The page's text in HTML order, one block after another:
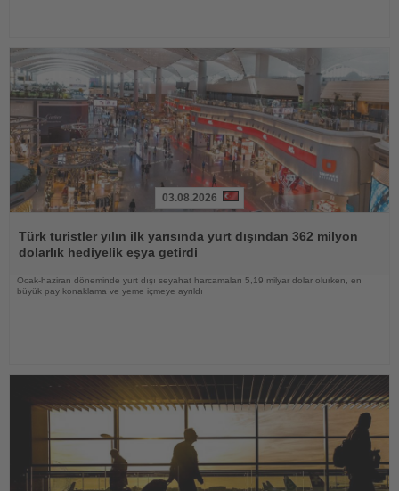
Oku
03.08.2026
Türk turistler yılın ilk yarısında yurt dışından 362 milyon
dolarlık hediyelik eşya getirdi
Ocak-haziran döneminde yurt dışı seyahat harcamaları 5,19 milyar dolar olurken, en
büyük pay konaklama ve yeme içmeye ayrıldı